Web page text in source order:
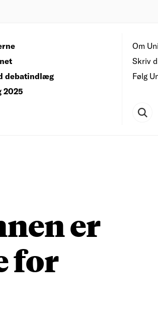
Om
Skriv
Følg
debatindlæg
2025
er
for